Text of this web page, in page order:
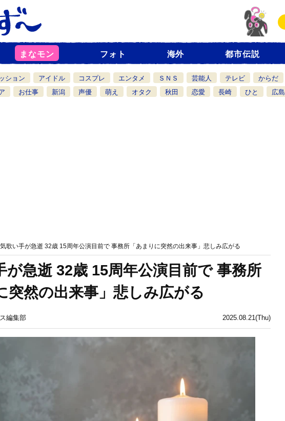
まなモン フォト 海外 都市伝説
ション アイドル コスプレ エンタメ ＳＮＳ 芸能人 テレビ からだ
お仕事 新潟 声優 萌え オタク 秋田 恋愛 長崎 ひと 広島
歌い手が急逝 32歳 15周年公演目前で 事務所「あまりに突然の出来事」悲しみ広がる
2025.08.21(Thu)
が急逝 32歳 15周年公演目前で 事務所
突然の出来事」悲しみ広がる
編集部